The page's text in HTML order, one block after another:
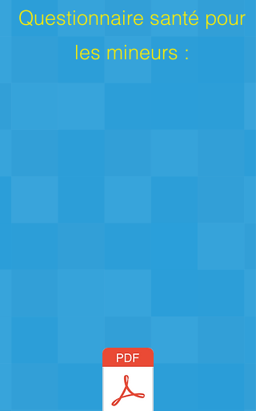
Questionnaire santé pour
les mineurs :